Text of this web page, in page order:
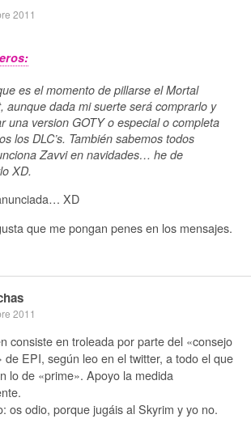
2011
es el momento de pillarse el Mortal
aunque dada mi suerte será comprarlo y
una version GOTY o especial o completa
los DLC’s. También sabemos todos
Zavvi en navidades… he de
XD.
XD
que me pongan penes en los mensajes.
2011
consiste en troleada por parte del «consejo
de EPI, según leo en el twitter, a todo el que
lo de «prime». Apoyo la medida
os odio, porque jugáis al Skyrim y yo no.